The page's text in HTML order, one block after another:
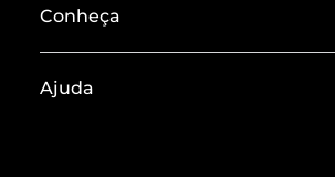
Conheça
Termos de Uso
Ajuda